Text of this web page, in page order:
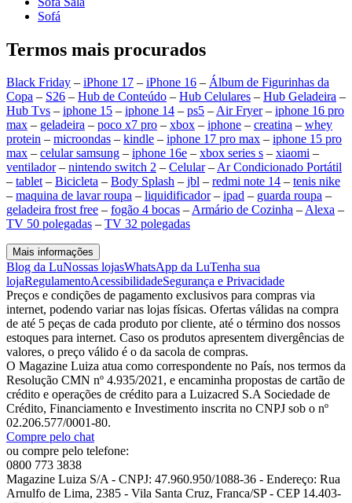
Sofá
Termos mais procurados
Black Friday – iPhone 17 – iPhone 16 – Álbum de Figurinhas da
Copa – S26 – Hub de Conteúdo – Hub Celulares – Hub Geladeira –
Hub Tvs – iphone 15 – iphone 14 – ps5 –Air Fryer– iphone 16 pro
max – geladeira – poco x7 pro – xbox – iphone – creatina – whey
protein – microondas – kindle – iphone 17 pro max – iphone 15 pro
max – celular samsung – iphone 16e – xbox series s – xiaomi –
ventilador– nintendo switch 2 – Celular–Ar Condicionado Portátil
– tablet– Bicicleta – Body Splash – jbl – redmi note 14 – tenis nike
– maquina de lavar roupa – liquidificador– ipad – guarda roupa –
geladeira frost free – fogão 4 bocas –Armário de Cozinha –Alexa –
TV 50 polegadas – TV 32 polegadas
Mais informações
Blog da LuNossas lojasWhatsApp da LuTenha sua
lojaRegulamentoAcessibilidadeSegurança e Privacidade
Preços e condições de pagamento exclusivos para compras via
internet, podendo variar nas lojas físicas. Ofertas válidas na compra
de até 5 peças de cada produto por cliente, até o término dos nossos
estoques para internet. Caso os produtos apresentem divergências de
valores, o preço válido é o da sacola de compras.
O Magazine Luiza atua como correspondente no País, nos termos da
Resolução CMN nº 4.935/2021, e encaminha propostas de cartão de
crédito e operações de crédito para a Luizacred S.A Sociedade de
Crédito, Financiamento e Investimento inscrita no CNPJ sob o nº
02.206.577/0001-80.
Compre pelo chat
ou compre pelo telefone:
0800 773 3838
Magazine Luiza S/A - CNPJ: 47.960.950/1088-36 - Endereço: Rua
Arnulfo de Lima, 2385 - Vila Santa Cruz, Franca/SP - CEP 14.403-